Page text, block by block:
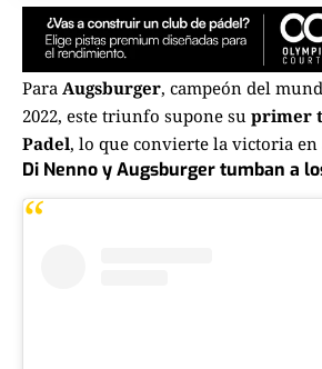
Para Augsburger, campeón del
2022, este triunfo supone su primer
Padel, lo que convierte la victoria en
Di Nenno y Augsburger tumban a